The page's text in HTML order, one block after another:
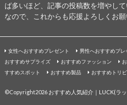
ば多いほど、記事の投稿数を増やして
なので、これからも応援よろしくお願
女性へおすすめプレゼント 男性へおすすめプレ
おすすめサプライズ
おすすめファッション
すすめスポット
おすすめ製品 おすすめトリ
©Copyright2026 おすすめ人気紹介｜LUCK(ラ